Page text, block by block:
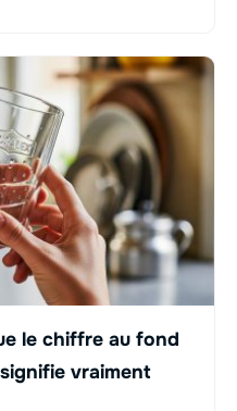
le chiffre au fond
vraiment